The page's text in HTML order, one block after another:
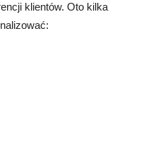
klientów. Oto kilka